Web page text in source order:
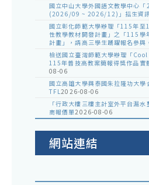
國立中山大學外國語文教學中心
(2026/09 ~ 2026/12)」招生資
國立彰化師範大學辦理「115年至
性教學教材開發計畫」之「115學
計畫」，請高三學生踴躍報名參與
檢送國立臺灣師範大學辦理「
115年普技高教案簡報得獎作品實
08-06
國立高雄大學與泰國朱拉隆功大
TFL2026-08-06
「行政大樓三樓主計室外平台漏
商報價單2026-08-06
網站連結